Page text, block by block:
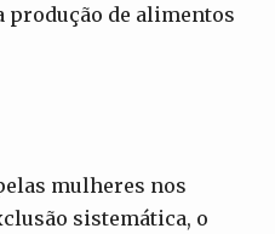
produção de alimentos
mulheres nos
sistemática, o